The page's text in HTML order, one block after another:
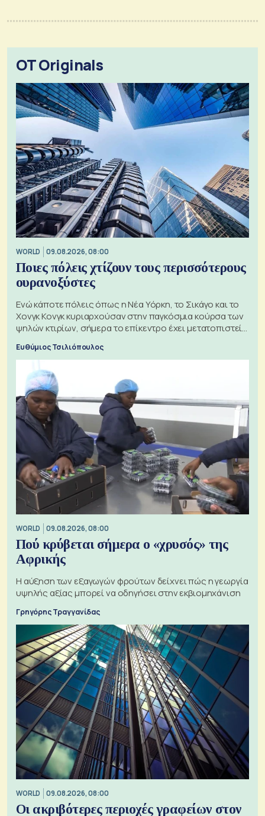
OT Originals
WORLD 09.08.2026, 08:00
Ποιες πόλεις χτίζουν τους περισσότερους
ουρανοξύστες
Ενώ κάποτε πόλεις όπως η Νέα Υόρκη, το Σικάγο και το
Χονγκ Κονγκ κυριαρχούσαν στην παγκόσμια κούρσα των
ψηλών κτιρίων, σήμερα το επίκεντρο έχει μετατοπιστεί
Ευθύμιος Τσιλιόπουλος
WORLD 09.08.2026, 08:00
Πού κρύβεται σήμερα ο «χρυσός» της
Αφρικής
Η αύξηση των εξαγωγών φρούτων δείχνει πώς η γεωργία
υψηλής αξίας μπορεί να οδηγήσει στην εκβιομηχάνιση
Γρηγόρης Τραγγανίδας
WORLD 09.08.2026, 08:00
Οι ακριβότερες περιοχές γραφείων στον